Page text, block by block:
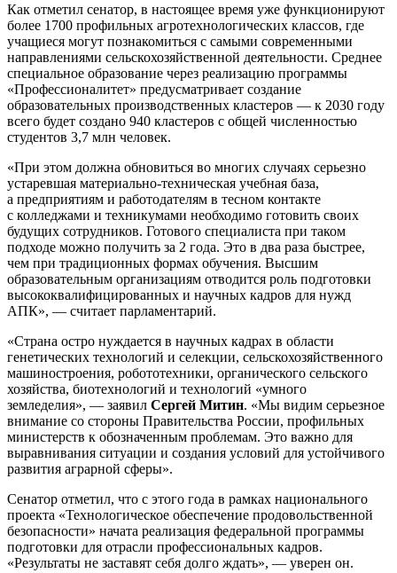
Как отметил сенатор, в настоящее время уже функционируют
более 1700 профильных агротехнологических классов, где
учащиеся могут познакомиться с самыми современными
направлениями сельскохозяйственной деятельности. Среднее
специальное образование через реализацию программы
«Профессионалитет» предусматривает создание
образовательных производственных кластеров — к 2030 году
всего будет создано 940 кластеров с общей численностью
студентов 3,7 млн человек.
«При этом должна обновиться во многих случаях серьезно
устаревшая материально-техническая учебная база,
а предприятиям и работодателям в тесном контакте
с колледжами и техникумами необходимо готовить своих
будущих сотрудников. Готового специалиста при таком
подходе можно получить за 2 года. Это в два раза быстрее,
чем при традиционных формах обучения. Высшим
образовательным организациям отводится роль подготовки
высококвалифицированных и научных кадров для нужд
АПК», — считает парламентарий.
«Страна остро нуждается в научных кадрах в области
генетических технологий и селекции, сельскохозяйственного
машиностроения, робототехники, органического сельского
хозяйства, биотехнологий и технологий «умного
земледелия», — заявил Сергей Митин. «Мы видим серьезное
внимание со стороны Правительства России, профильных
министерств к обозначенным проблемам. Это важно для
выравнивания ситуации и создания условий для устойчивого
развития аграрной сферы».
Сенатор отметил, что с этого года в рамках национального
проекта «Технологическое обеспечение продовольственной
безопасности» начата реализация федеральной программы
подготовки для отрасли профессиональных кадров.
«Результаты не заставят себя долго ждать», — уверен он.